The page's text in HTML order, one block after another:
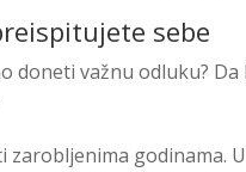
sebe
važnu odluku?
godinama.